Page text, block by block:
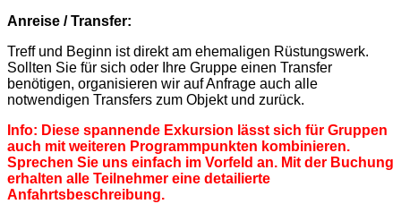
Anreise / Transfer:
Treff und Beginn ist direkt am ehemaligen Rüstungswerk.
Sollten Sie für sich oder Ihre Gruppe einen Transfer
benötigen, organisieren wir auf Anfrage auch alle
notwendigen Transfers zum Objekt und zurück.
Info: Diese spannende Exkursion lässt sich für Gruppen
auch mit weiteren Programmpunkten kombinieren.
Sprechen Sie uns einfach im Vorfeld an. Mit der Buchung
erhalten alle Teilnehmer eine detailierte
Anfahrtsbeschreibung.